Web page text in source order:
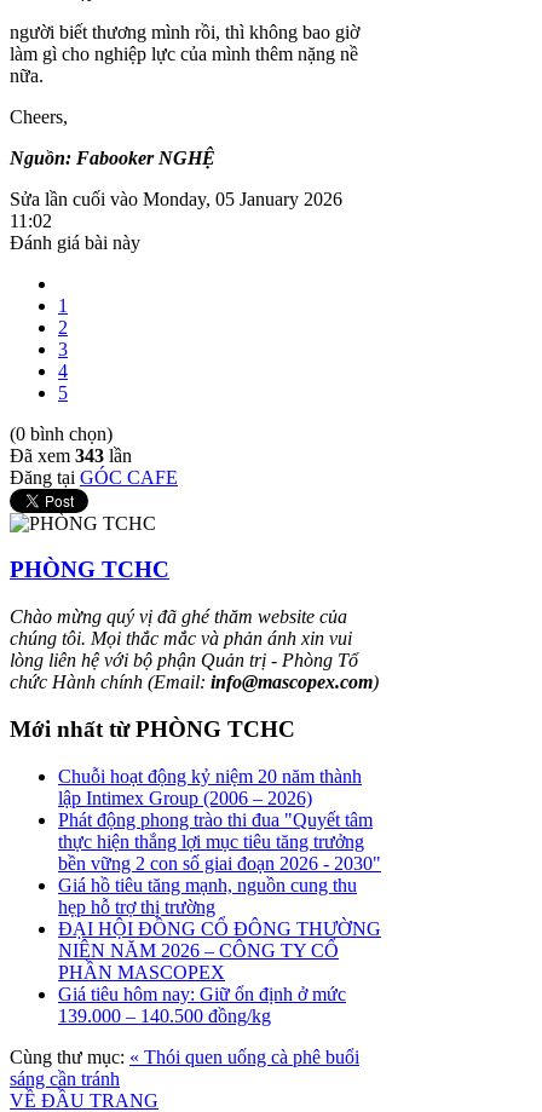
người biết thương mình rồi, thì không bao giờ
làm gì cho nghiệp lực của mình thêm nặng nề
nữa.
Cheers,
Nguồn: Fabooker NGHỆ
Sửa lần cuối vào Monday, 05 January 2026
11:02
Đánh giá bài này
1
2
3
4
5
(0 bình chọn)
Đã xem 343 lần
Đăng tại GÓC CAFE
PHÒNG TCHC
Chào mừng quý vị đã ghé thăm website của
chúng tôi. Mọi thắc mắc và phản ánh xin vui
lòng liên hệ với bộ phận Quản trị - Phòng Tổ
chức Hành chính (Email: info@mascopex.com)
Mới nhất từ PHÒNG TCHC
Chuỗi hoạt động kỷ niệm 20 năm thành
lập Intimex Group (2006 – 2026)
Phát động phong trào thi đua "Quyết tâm
thực hiện thắng lợi mục tiêu tăng trưởng
bền vững 2 con số giai đoạn 2026 - 2030"
Giá hồ tiêu tăng mạnh, nguồn cung thu
hẹp hỗ trợ thị trường
ĐẠI HỘI ĐỒNG CỔ ĐÔNG THƯỜNG
NIÊN NĂM 2026 – CÔNG TY CỔ
PHẦN MASCOPEX
Giá tiêu hôm nay: Giữ ổn định ở mức
139.000 – 140.500 đồng/kg
Cùng thư mục: « Thói quen uống cà phê buổi
sáng cần tránh
VỀ ĐẦU TRANG